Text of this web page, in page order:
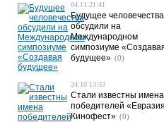
04.11 21:41
Будущее человечества
обсудили на
Международном
симпозиуме
будущее» (0)
24.10 13:33
Стали известны имена
победителей
Кинофест» (0)